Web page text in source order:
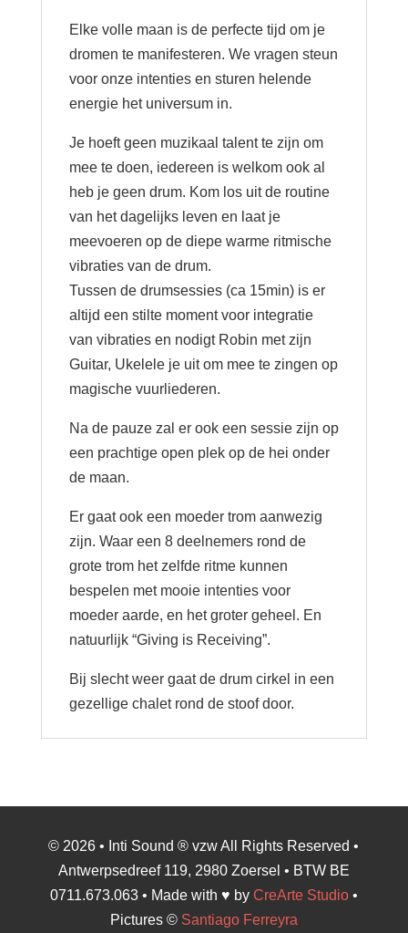
Elke volle maan is de perfecte tijd om je
dromen te manifesteren. We vragen steun
voor onze intenties en sturen helende
energie het universum in.
Je hoeft geen muzikaal talent te zijn om
mee te doen, iedereen is welkom ook al
heb je geen drum. Kom los uit de routine
van het dagelijks leven en laat je
meevoeren op de diepe warme ritmische
vibraties van de drum.
Tussen de drumsessies (ca 15min) is er
altijd een stilte moment voor integratie
van vibraties en nodigt Robin met zijn
Guitar, Ukelele je uit om mee te zingen op
magische vuurliederen.
Na de pauze zal er ook een sessie zijn op
een prachtige open plek op de hei onder
de maan.
Er gaat ook een moeder trom aanwezig
zijn. Waar een 8 deelnemers rond de
grote trom het zelfde ritme kunnen
bespelen met mooie intenties voor
moeder aarde, en het groter geheel. En
natuurlijk “Giving is Receiving”.
Bij slecht weer gaat de drum cirkel in een
gezellige chalet rond de stoof door.
© 2026 • Inti Sound ® vzw All Rights Reserved •
Antwerpsedreef 119, 2980 Zoersel • BTW BE
0711.673.063 • Made with ♥ by CreArte Studio•
Pictures © Santiago Ferreyra